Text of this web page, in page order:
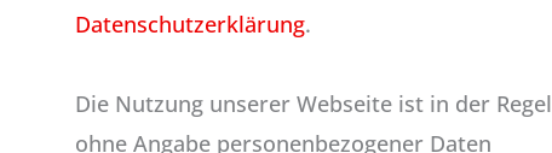
Datenschutzerklärung.
Die Nutzung unserer Webseite ist in der Regel
ohne Angabe personenbezogener Daten